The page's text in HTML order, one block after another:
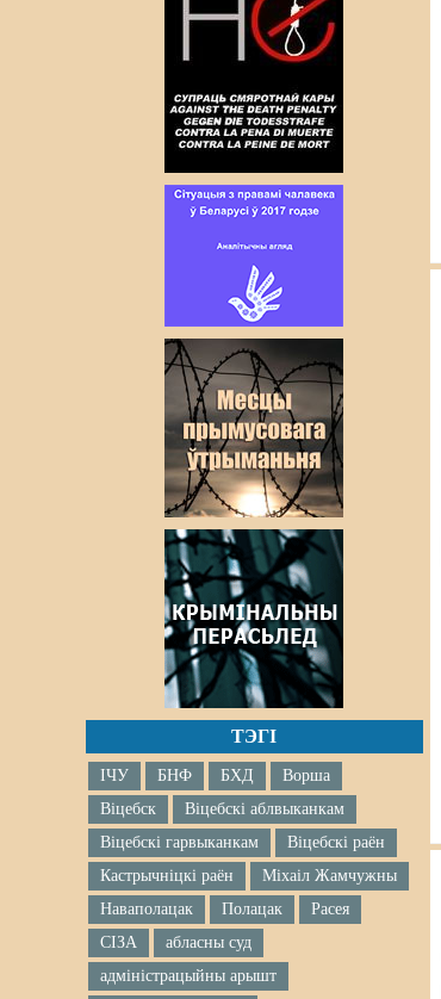
ТЭГІ
ІЧУ БНФ БХД
Ворша
Віцебск
Віцебскі аблвыканкам
Віцебскі гарвыканкам
Віцебскі раён
Кастрычніцкі раён
Міхаіл Жамчужны
Наваполацак
Полацак
Расея
СІЗА
абласны суд
адміністрацыйны арышт